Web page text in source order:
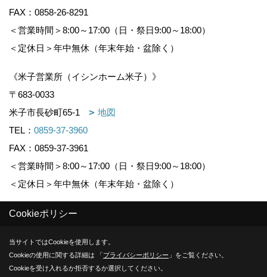
FAX：0858-26-8291
＜営業時間＞8:00～17:00（日・祭日9:00～18:00）
＜定休日＞年中無休（年末年始・盆除く）
《米子営業所（イシンホーム米子）》
〒683-0033
米子市長砂町65-1
地図
TEL： 0859-37-3960
FAX：0859-37-3961
＜営業時間＞8:00～17:00（日・祭日9:00～18:00）
＜定休日＞年中無休（年末年始・盆除く）
Produced byゴデスクリエイト
Cookieポリシー
当サイトではCookieを使用します。
Cookieの使用に関する詳細は 「プライバシーポリシー 」をご覧ください。
Cookieを受け入れるか拒否するか選択してください。